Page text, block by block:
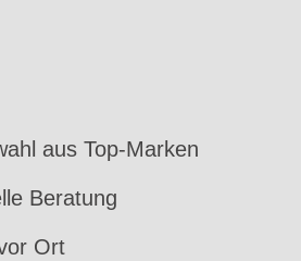
aus Top-Marken
Beratung
Ort